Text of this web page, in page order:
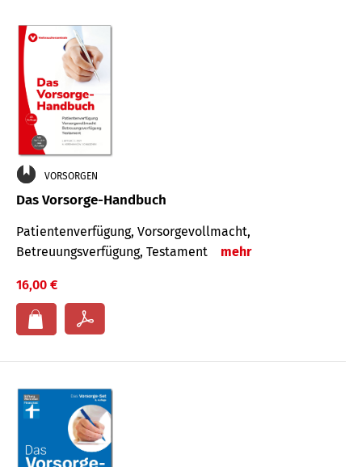
VORSORGEN
Das Vorsorge-Handbuch
Patientenverfügung, Vorsorgevollmacht,
Betreuungsverfügung, Testament
mehr
16,00 €